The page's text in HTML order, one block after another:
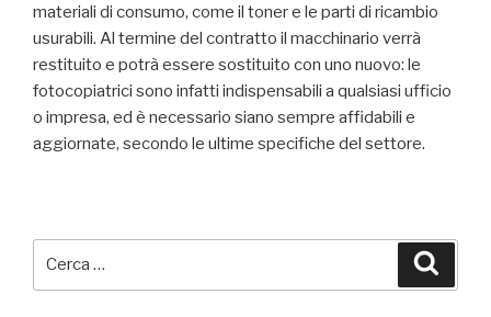
materiali di consumo, come il toner e le parti di ricambio
usurabili. Al termine del contratto il macchinario verrà
restituito e potrà essere sostituito con uno nuovo: le
fotocopiatrici sono infatti indispensabili a qualsiasi ufficio
o impresa, ed è necessario siano sempre affidabili e
aggiornate, secondo le ultime specifiche del settore.